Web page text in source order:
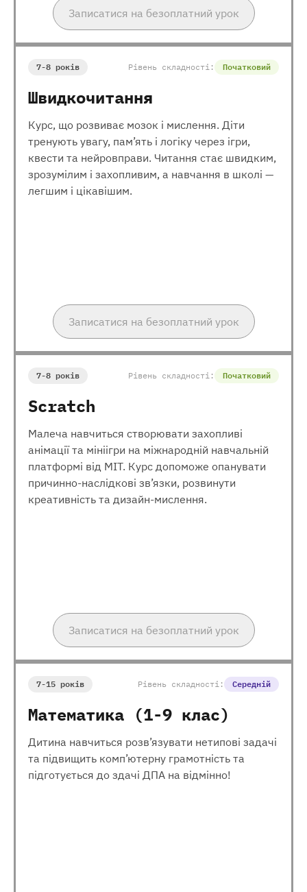
Записатися на безоплатний урок
7-8 років Рівень складності: Початковий
Швидкочитання
Курс, що розвиває мозок і мислення. Діти
тренують увагу, пам’ять і логіку через ігри,
квести та нейровправи. Читання стає швидким,
зрозумілим і захопливим, а навчання в школі —
легшим і цікавішим.
Записатися на безоплатний урок
7-8 років Рівень складності: Початковий
Scratch
Малеча навчиться створювати захопливі
анімації та мініігри на міжнародній навчальній
платформі від МІТ. Курс допоможе опанувати
причинно-наслідкові зв’язки, розвинути
креативність та дизайн-мислення.
Записатися на безоплатний урок
7-15 років Рівень складності: Середній
Математика (1-9 клас)
Дитина навчиться розв’язувати нетипові задачі
та підвищить комп’ютерну грамотність та
підготується до здачі ДПА на відмінно!